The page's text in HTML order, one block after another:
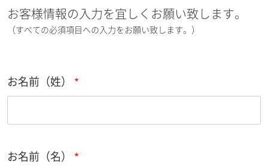
お客様情報の入力を宜しくお願い致します。
（すべての必須項目への入力をお願い致します。）
お名前（姓）
お名前（名）